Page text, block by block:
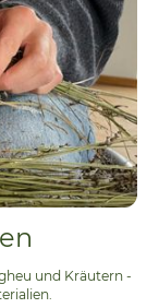
und Kräutern -